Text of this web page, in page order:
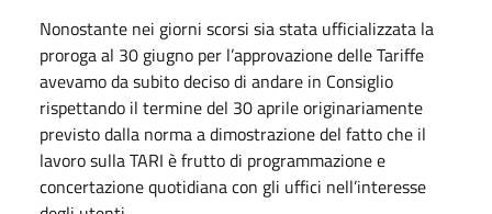
Nonostante nei giorni scorsi sia stata ufficializzata la
proroga al 30 giugno per l’approvazione delle Tariffe
avevamo da subito deciso di andare in Consiglio
rispettando il termine del 30 aprile originariamente
previsto dalla norma a dimostrazione del fatto che il
lavoro sulla TARI è frutto di programmazione e
concertazione quotidiana con gli uffici nell’interesse